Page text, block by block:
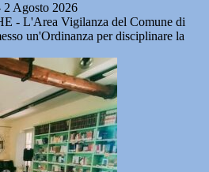
2 Agosto 2026
- L'Area Vigilanza del Comune di
un'Ordinanza per disciplinare la